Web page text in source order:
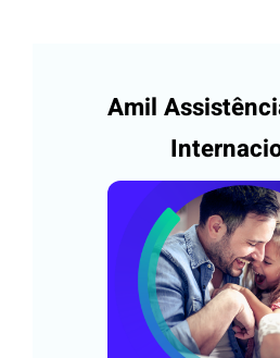
Amil